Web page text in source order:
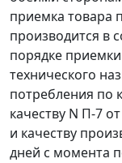
приемка товара
производится в
порядке
технического
потребления по
качеству N П-7
и качеству
дней с момента